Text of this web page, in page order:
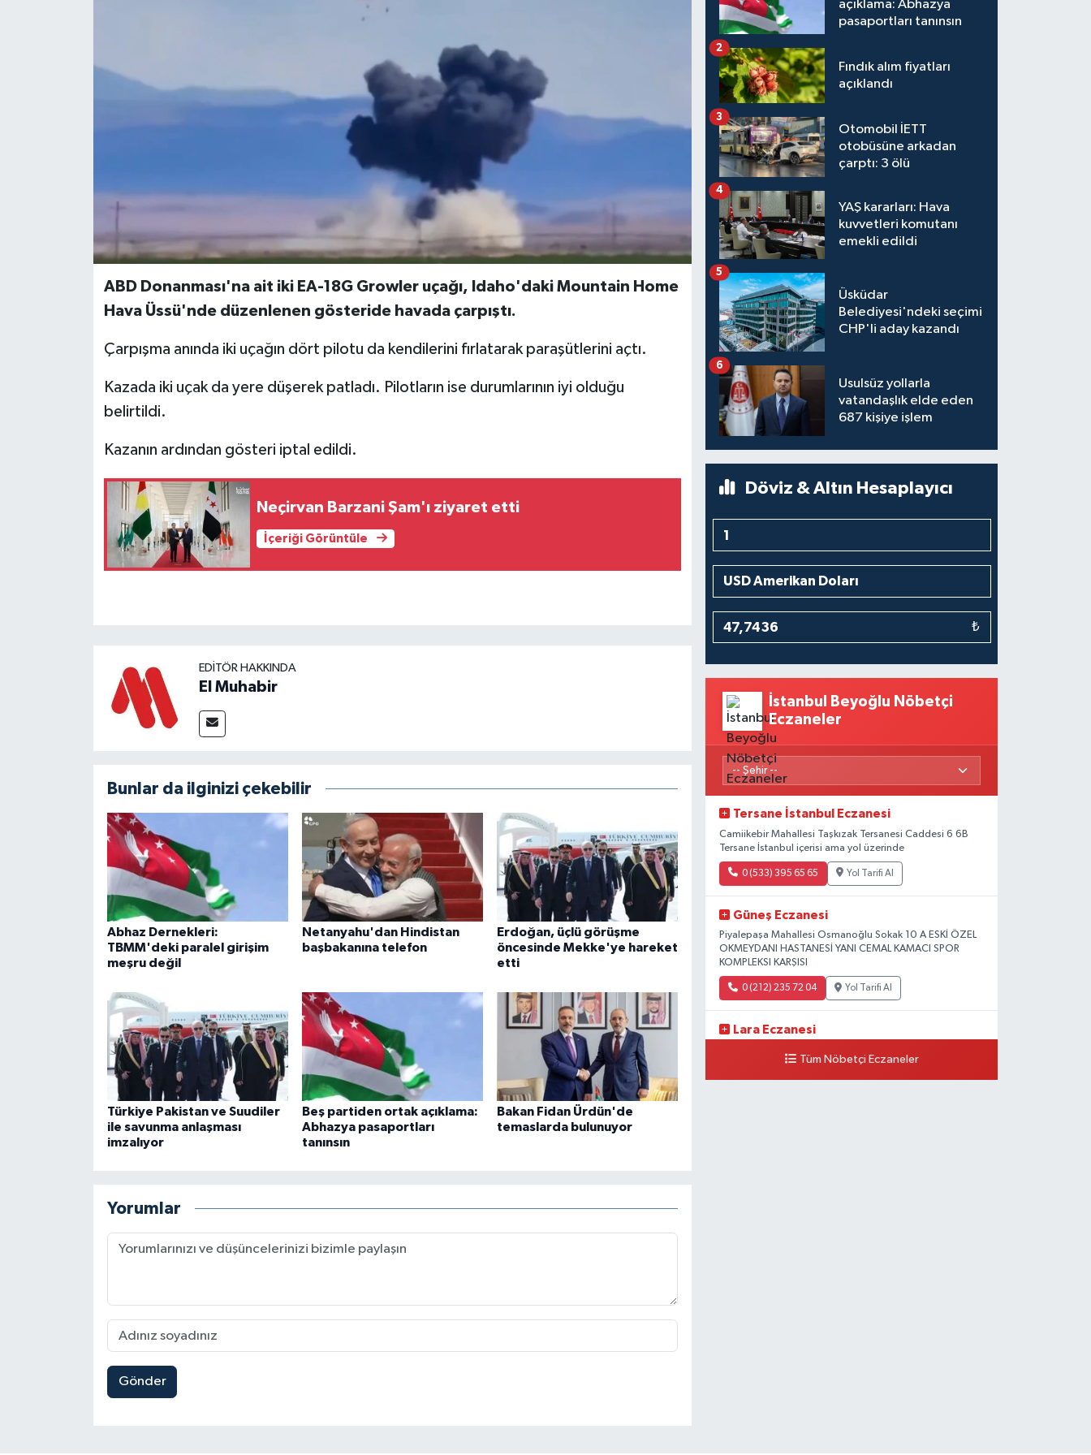
ABD Donanması'na ait iki EA-18G Growler uçağı, Idaho'daki Mountain Home
Hava Üssü'nde düzenlenen gösteride havada çarpıştı.
Çarpışma anında iki uçağın dört pilotu da kendilerini fırlatarak paraşütlerini açtı.
Kazada iki uçak da yere düşerek patladı. Pilotların ise durumlarının iyi olduğu
belirtildi.
Kazanın ardından gösteri iptal edildi.
Neçirvan Barzani Şam'ı ziyaret etti
İçeriği Görüntüle
EDITÖR HAKKINDA
El Muhabir
Bunlar da ilginizi çekebilir
Abhaz Dernekleri:
TBMM'deki paralel girişim
meşru değil
Netanyahu'dan Hindistan
başbakanına telefon
Erdoğan, üçlü görüşme
öncesinde Mekke'ye hareket
etti
Türkiye Pakistan ve Suudiler
ile savunma anlaşması
imzalıyor
Beş partiden ortak açıklama:
Abhazya pasaportları
tanınsın
Bakan Fidan Ürdün'de
temaslarda bulunuyor
Yorumlar
Gönder
açıklama: Abhazya
pasaportları tanınsın
Fındık alım fiyatları
açıklandı
2
Otomobil İETT
otobüsüne arkadan
çarptı: 3 ölü
3
YAŞ kararları: Hava
kuvvetleri komutanı
emekli edildi
4
Üsküdar
Belediyesi'ndeki seçimi
CHP'li aday kazandı
5
Usulsüz yollarla
vatandaşlık elde eden
687 kişiye işlem
6
Döviz & Altın Hesaplayıcı
₺
İstanbul Beyoğlu Nöbetçi
Eczaneler
Tersane İstanbul Eczanesi
Camiikebir Mahallesi Taşkızak Tersanesi Caddesi 6 6B
Tersane İstanbul içerisi ama yol üzerinde
0 (533) 395 65 65 Yol Tarifi Al
Güneş Eczanesi
Piyalepaşa Mahallesi Osmanoğlu Sokak 10 A ESKİ ÖZEL
OKMEYDANI HASTANESİ YANI CEMAL KAMACI SPOR
KOMPLEKSI KARŞISI
0 (212) 235 72 04 Yol Tarifi Al
Lara Eczanesi
YARDIM HASTANESİ KARŞISITüm Nöbetçi Eczaneler